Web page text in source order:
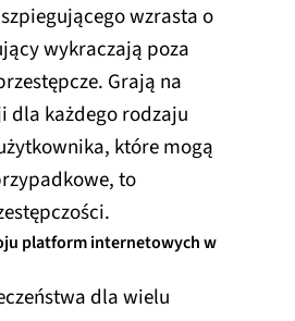
wzrasta o
wykraczają poza
Grają na
dla każdego rodzaju
które mogą
to
platform internetowych w
dla wielu